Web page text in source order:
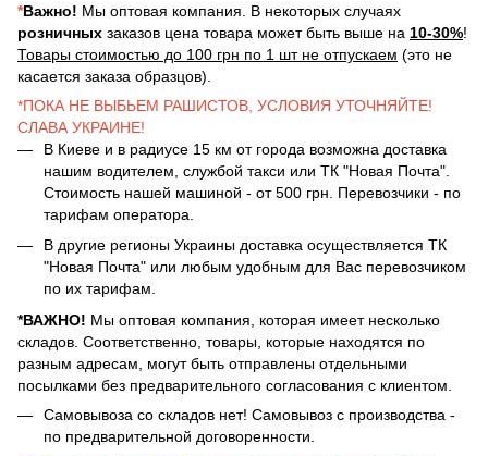
*Важно! Мы оптовая компания. В некоторых случаях
розничных заказов цена товара может быть выше на 10-30%!
Товары стоимостью до 100 грн по 1 шт не отпускаем (это не
касается заказа образцов).
*ПОКА НЕ ВЫБЬЕМ РАШИСТОВ, УСЛОВИЯ УТОЧНЯЙТЕ!
СЛАВА УКРАИНЕ!
В Киеве и в радиусе 15 км от города возможна доставка
нашим водителем, службой такси или ТК "Новая Почта".
Стоимость нашей машиной - от 500 грн. Перевозчики - по
тарифам оператора.
В другие регионы Украины доставка осуществляется ТК
"Новая Почта" или любым удобным для Вас перевозчиком
по их тарифам.
*ВАЖНО! Мы оптовая компания, которая имеет несколько
складов. Соответственно, товары, которые находятся по
разным адресам, могут быть отправлены отдельными
посылками без предварительного согласования с клиентом.
Самовывоза со складов нет! Самовывоз с производства -
по предварительной договоренности.